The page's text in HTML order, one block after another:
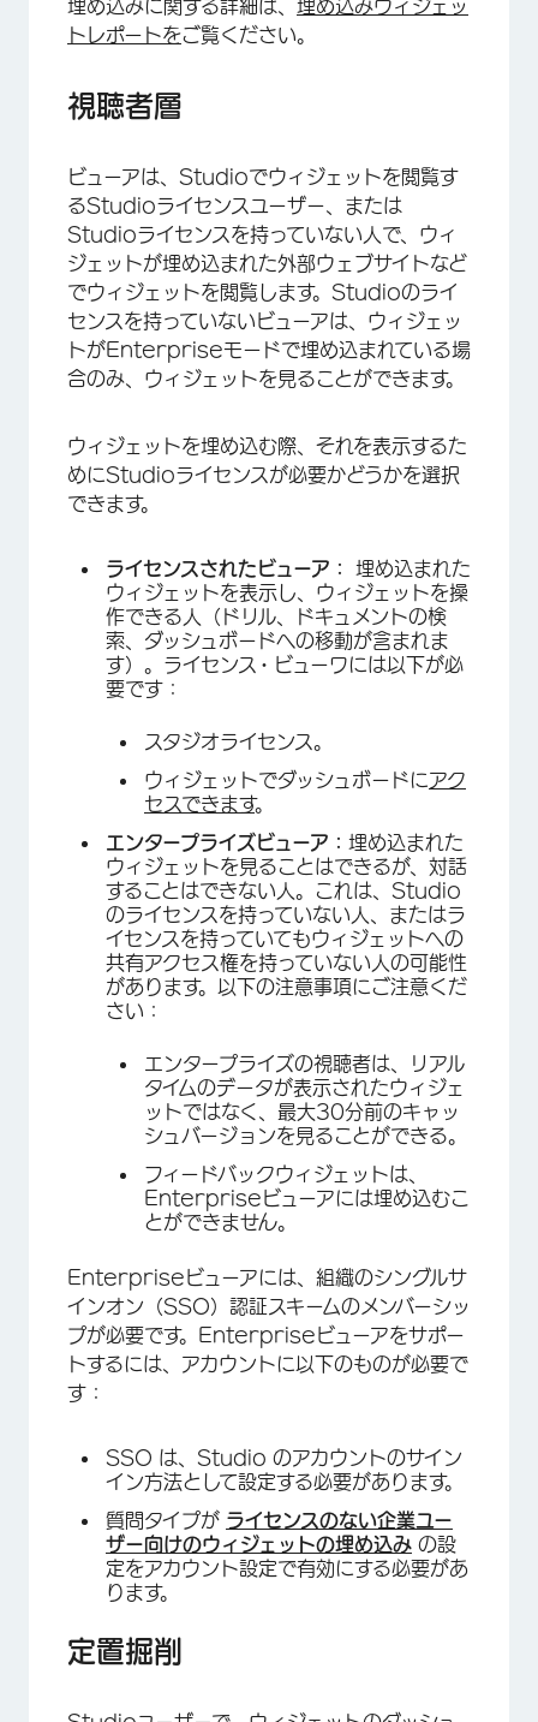
×
埋め込みに関する詳細は、 埋め込みウィジェッ
トレポートをご覧ください。
視聴者層
ビューアは、Studioでウィジェットを閲覧す
るStudioライセンスユーザー、または
Studioライセンスを持っていない人で、ウィ
ジェットが埋め込まれた外部ウェブサイトなど
でウィジェットを閲覧します。Studioのライ
センスを持っていないビューアは、ウィジェッ
トがEnterpriseモードで埋め込まれている場
合のみ、ウィジェットを見ることができます。
ウィジェットを埋め込む際、それを表示するた
めにStudioライセンスが必要かどうかを選択
できます。
ライセンスされたビューア： 埋め込まれた
ウィジェットを表示し、ウィジェットを操
作できる人（ドリル、ドキュメントの検
索、ダッシュボードへの移動が含まれま
す）。ライセンス・ビューワには以下が必
要です：
スタジオライセンス。
ウィジェットでダッシュボードにアク
セスできます。
エンタープライズビューア： 埋め込まれた
ウィジェットを見ることはできるが、対話
することはできない人。これは、Studio
のライセンスを持っていない人、またはラ
イセンスを持っていてもウィジェットへの
共有アクセス権を持っていない人の可能性
があります。以下の注意事項にご注意くだ
さい：
エンタープライズの視聴者は、リアル
タイムのデータが表示されたウィジェ
ットではなく、最大30分前のキャッ
シュバージョンを見ることができる。
フィードバックウィジェットは、
Enterpriseビューアには埋め込むこ
とができません。
Enterpriseビューアには、組織のシングルサ
インオン（SSO）認証スキームのメンバーシッ
プが必要です。Enterpriseビューアをサポー
トするには、アカウントに以下のものが必要で
す：
SSO は、Studio のアカウントのサイン
イン方法として設定する必要があります。
質問タイプが ライセンスのない企業ユー
ザー向けのウィジェットの埋め込み の設
定をアカウント設定で有効にする必要があ
ります。
定置掘削